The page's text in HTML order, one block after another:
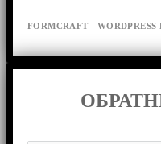
FORMCRAFT - WORDPRESS